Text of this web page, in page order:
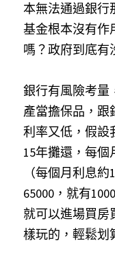
本無法通過銀行
基金根本沒有作
嗎？政府到底有
銀行有風險考量
產當擔保品，跟
利率又低，假設
15年攤還，每個
（每個月利息
65000，就有
就可以進場買房
樣玩的，輕鬆划